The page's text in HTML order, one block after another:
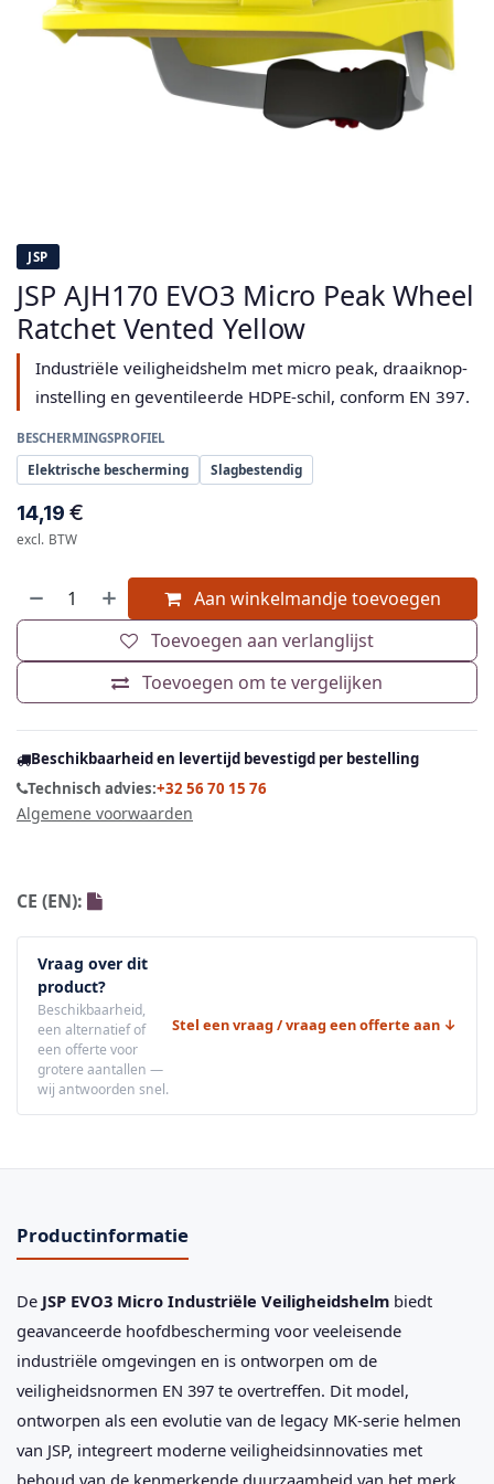
JSP
JSP AJH170 EVO3 Micro Peak Wheel
Ratchet Vented Yellow
Industriële veiligheidshelm met micro peak, draaiknop-
instelling en geventileerde HDPE-schil, conform EN 397.
BESCHERMINGSPROFIEL
Elektrische bescherming Slagbestendig
14,19 €
excl. BTW
Aan winkelmandje toevoegen
Toevoegen om te vergelijken
Toevoegen aan verlanglijst
Beschikbaarheid en levertijd bevestigd per bestelling
Technisch advies:+32 56 70 15 76
Algemene voorwaarden
CE (EN):
Vraag over dit
product?
Beschikbaarheid,
een alternatief of
een offerte voor
grotere aantallen —
wij antwoorden snel.
Stel een vraag / vraag een offerte aan ↓
Productinformatie
De JSP EVO3 Micro Industriële Veiligheidshelm biedt
geavanceerde hoofdbescherming voor veeleisende
industriële omgevingen en is ontworpen om de
veiligheidsnormen EN 397 te overtreffen. Dit model,
ontworpen als een evolutie van de legacy MK-serie helmen
van JSP, integreert moderne veiligheidsinnovaties met
behoud van de kenmerkende duurzaamheid van het merk.